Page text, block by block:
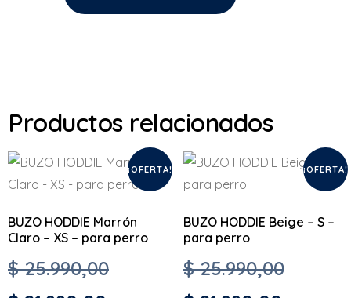
Productos relacionados
¡OFERTA!
BUZO HODDIE Marrón
Claro – XS – para perro
$25.990,00
¡OFERTA!
BUZO HODDIE Beige – S –
para perro
$25.990,00